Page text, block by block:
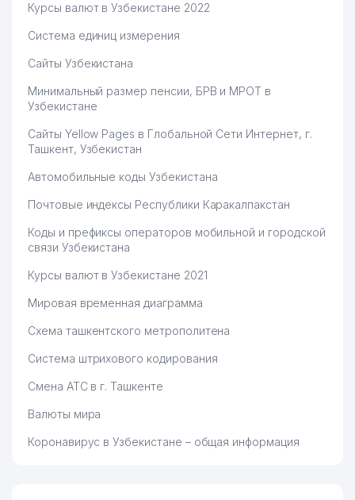
Курсы валют в Узбекистане 2022
Система единиц измерения
Сайты Узбекистана
Минимальный размер пенсии, БРВ и МРОТ в
Узбекистане
Сайты Yellow Pages в Глобальной Сети Интернет, г.
Ташкент, Узбекистан
Автомобильные коды Узбекистана
Почтовые индексы Республики Каракалпакстан
Коды и префиксы операторов мобильной и городской
связи Узбекистана
Курсы валют в Узбекистане 2021
Мировая временная диаграмма
Схема ташкентского метрополитена
Система штрихового кодирования
Смена АТС в г. Ташкенте
Валюты мира
Коронавирус в Узбекистане – общая информация